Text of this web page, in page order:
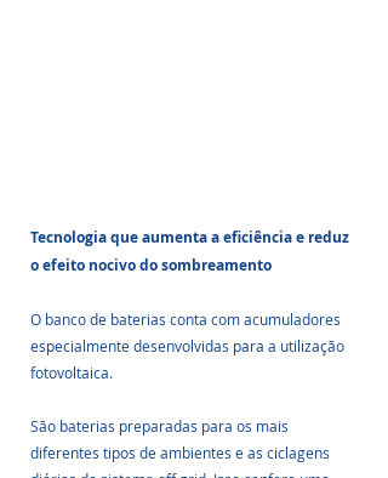
Tecnologia que aumenta a eficiência e reduz
o efeito nocivo do sombreamento
O banco de baterias conta com acumuladores
especialmente desenvolvidas para a utilização
fotovoltaica.
São baterias preparadas para os mais
diferentes tipos de ambientes e as ciclagens